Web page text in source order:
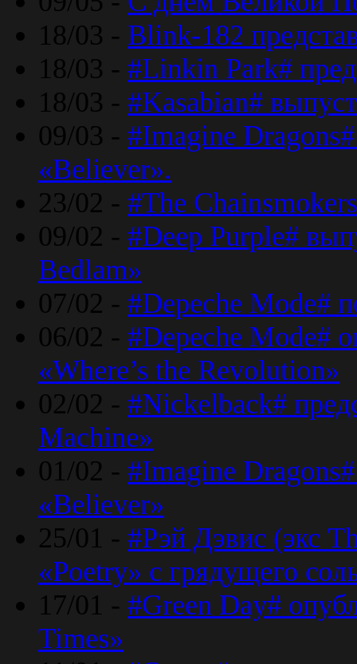
18/03 - Blink-182
18/03 - #Linkin Park#
18/03 - #Kasabian#
09/03 - #Imagine
«Believer».
23/02 - #The
09/02 - #Deep Purple#
Bedlam»
07/02 - #Depeche Mode#
06/02 - #Depeche Mode#
«Where’s the Revolution»
02/02 - #Nickelback#
Machine»
01/02 - #Imagine
«Believer»
25/01 - #Рэй Дэвис (экс
«Poetry» с грядущего
17/01 - #Green Day#
Times»